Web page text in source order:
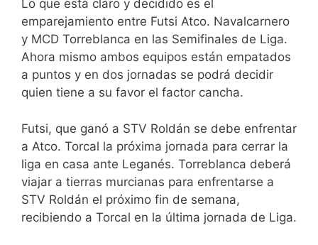
Lo que está claro y decidido es el
emparejamiento entre Futsi Atco. Navalcarnero
y MCD Torreblanca en las Semifinales de Liga.
Ahora mismo ambos equipos están empatados
a puntos y en dos jornadas se podrá decidir
quien tiene a su favor el factor cancha.
Futsi, que ganó a STV Roldán se debe enfrentar
a Atco. Torcal la próxima jornada para cerrar la
liga en casa ante Leganés. Torreblanca deberá
viajar a tierras murcianas para enfrentarse a
STV Roldán el próximo fin de semana,
recibiendo a Torcal en la última jornada de Liga.